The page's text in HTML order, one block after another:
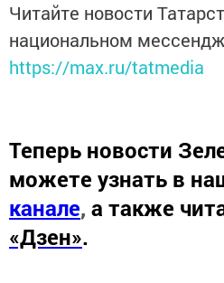
Читайте новости
национальном
https://max.ru/tatmedia
Теперь новости
можете узнать в
канале, а также
«Дзен».